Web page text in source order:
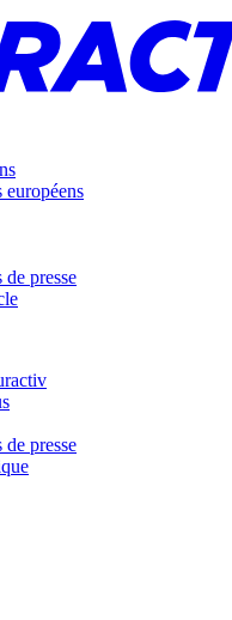
européens
presse
presse